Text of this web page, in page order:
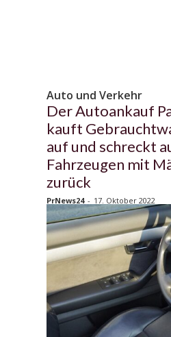
Auto und Verkehr
Der Autoankauf
kauft
auf und schreckt
Fahrzeugen mit
zurück
PrNews24 - 17. Oktober 2022